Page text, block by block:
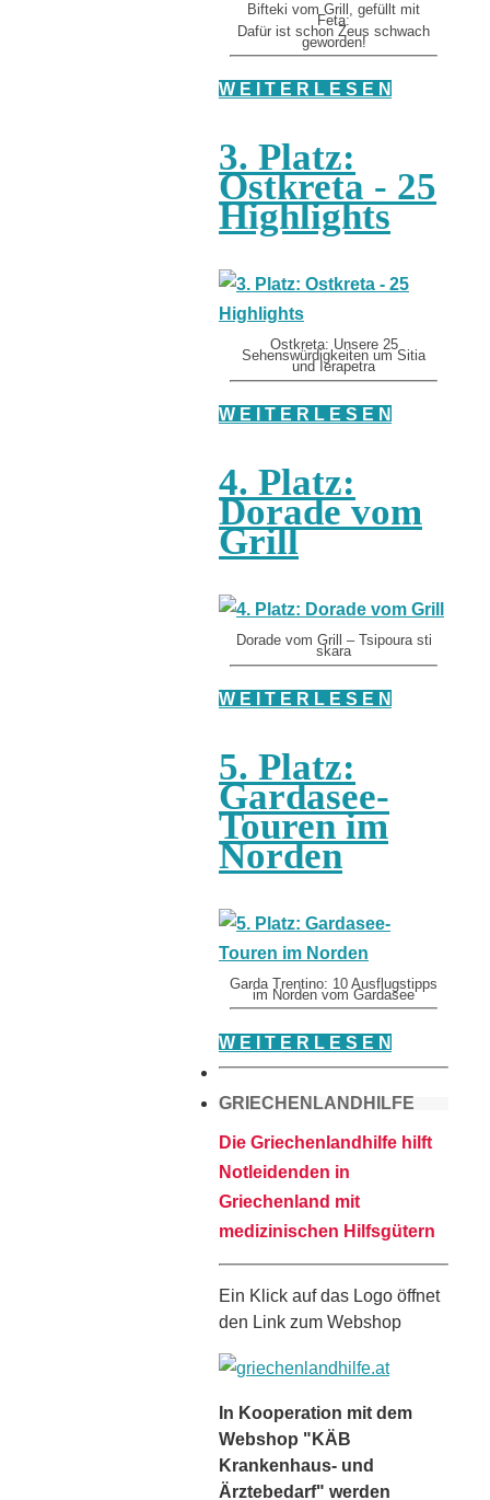
Bifteki vom Grill, gefüllt mit
Feta:
Dafür ist schon Zeus schwach
geworden!
W E I T E R L E S E N
3. Platz:
Ostkreta - 25
Highlights
Ostkreta: Unsere 25
Sehenswürdigkeiten um Sitia
und Ierapetra
W E I T E R L E S E N
4. Platz:
Dorade vom
Grill
Dorade vom Grill – Tsipoura sti
skara
W E I T E R L E S E N
5. Platz:
Gardasee-
Touren im
Norden
Garda Trentino: 10 Ausflugstipps
im Norden vom Gardasee
W E I T E R L E S E N
GRIECHENLANDHILFE
Die Griechenlandhilfe hilft
Notleidenden in
Griechenland mit
medizinischen Hilfsgütern
Ein Klick auf das Logo öffnet
den Link zum Webshop
In Kooperation mit dem
Webshop "KÄB
Krankenhaus- und
Ärztebedarf" werden